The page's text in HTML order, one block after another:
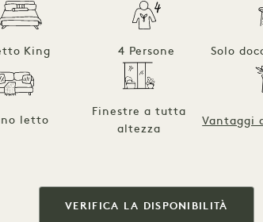
King 4 Persone Solo
letto
Finestre a tutta
altezza
Vantaggi
VERIFICA LA DISPONIBILITÀ